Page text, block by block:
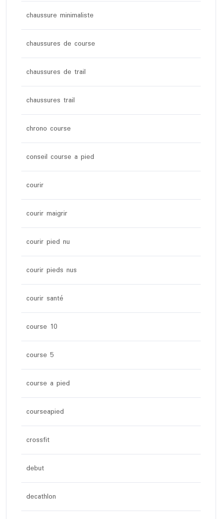
chaussure minimaliste
chaussures de course
chaussures de trail
chaussures trail
chrono course
conseil course a pied
courir
courir maigrir
courir pied nu
courir pieds nus
courir santé
course 10
course 5
course a pied
courseapied
crossfit
debut
decathlon